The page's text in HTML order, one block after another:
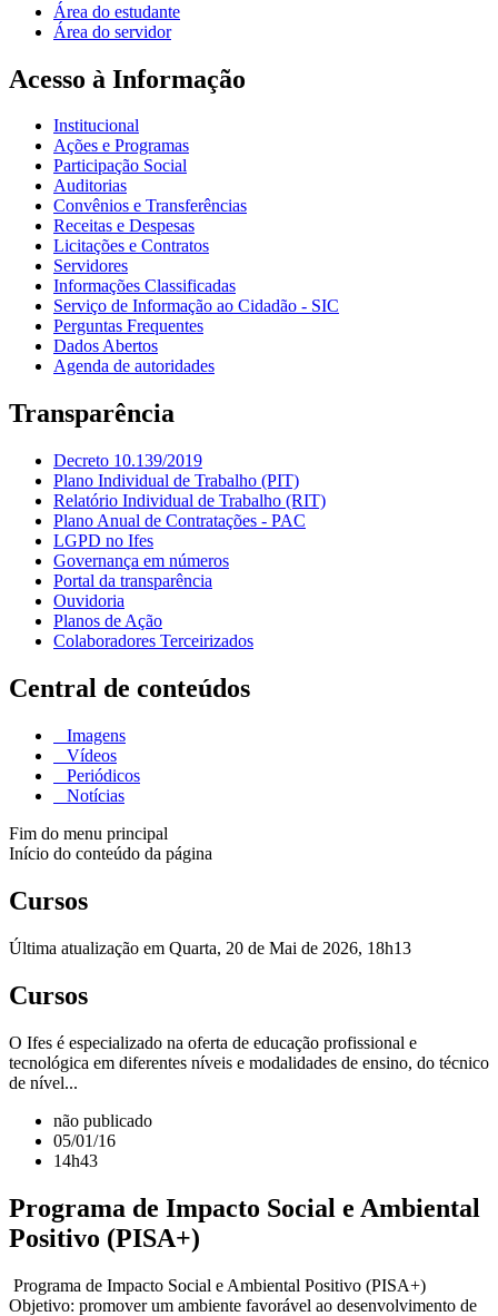
Área do estudante
Área do servidor
Acesso à Informação
Institucional
Ações e Programas
Participação Social
Auditorias
Convênios e Transferências
Receitas e Despesas
Licitações e Contratos
Servidores
Informações Classificadas
Serviço de Informação ao Cidadão - SIC
Perguntas Frequentes
Dados Abertos
Agenda de autoridades
Transparência
Decreto 10.139/2019
Plano Individual de Trabalho (PIT)
Relatório Individual de Trabalho (RIT)
Plano Anual de Contratações - PAC
LGPD no Ifes
Governança em números
Portal da transparência
Ouvidoria
Planos de Ação
Colaboradores Terceirizados
Central de conteúdos
Imagens
Vídeos
Periódicos
Notícias
Fim do menu principal
Início do conteúdo da página
Cursos
Última atualização em Quarta, 20 de Mai de 2026, 18h13
Cursos
O Ifes é especializado na oferta de educação profissional e
tecnológica em diferentes níveis e modalidades de ensino, do técnico
de nível...
não publicado
05/01/16
14h43
Programa de Impacto Social e Ambiental
Positivo (PISA+)
Programa de Impacto Social e Ambiental Positivo (PISA+)
Objetivo: promover um ambiente favorável ao desenvolvimento de